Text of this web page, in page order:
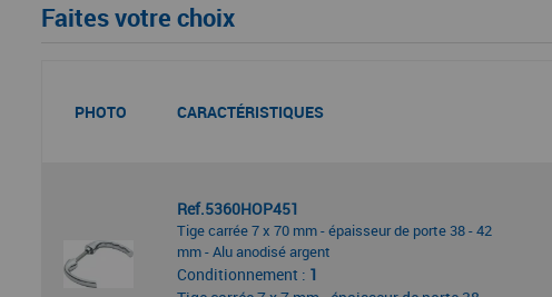
Faites votre choix
PHOTO CARACTÉRISTIQUES
Ref.5360HOP451
Tige carrée 7 x 70 mm - épaisseur de porte 38 - 42
mm - Alu anodisé argent
Conditionnement : 1